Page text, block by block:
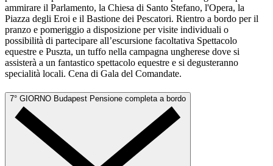
ammirare il Parlamento, la Chiesa di Santo Stefano, l'Opera, la
Piazza degli Eroi e il Bastione dei Pescatori. Rientro a bordo per il
pranzo e pomeriggio a disposizione per visite individuali o
possibilità di partecipare all’escursione facoltativa Spettacolo
equestre e Puszta, un tuffo nella campagna ungherese dove si
assisterà a un fantastico spettacolo equestre e si degusteranno
specialità locali. Cena di Gala del Comandate.
7° GIORNO Budapest Pensione completa a bordo